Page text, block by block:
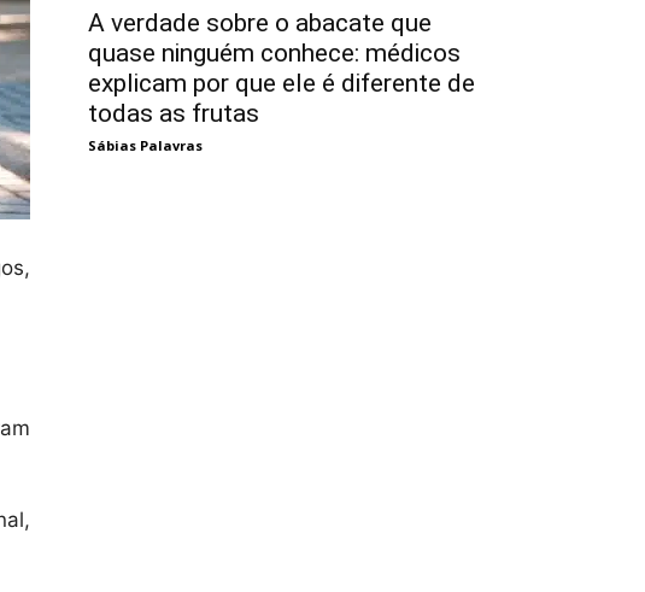
A verdade sobre o abacate que
quase ninguém conhece: médicos
explicam por que ele é diferente de
todas as frutas
Sábias Palavras